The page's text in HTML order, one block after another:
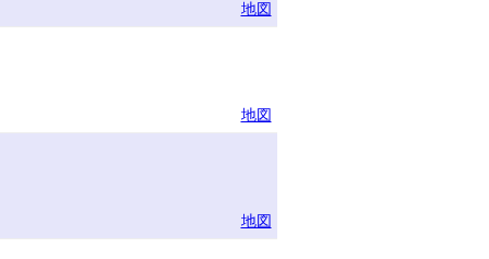
地図
地図
地図